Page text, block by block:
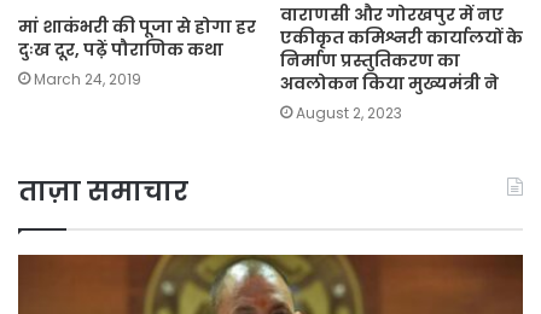
मां शाकंभरी की पूजा से होगा हर
दुःख दूर, पढ़ें पौराणिक कथा
March 24, 2019
वाराणसी और गोरखपुर में नए
एकीकृत कमिश्नरी कार्यालयों के
निर्माण प्रस्तुतिकरण का
अवलोकन किया मुख्यमंत्री ने
August 2, 2023
ताज़ा समाचार